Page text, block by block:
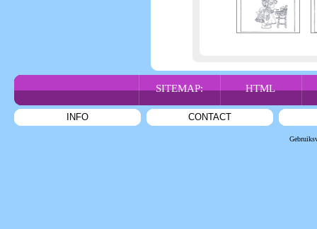
SITEMAP: HTML
INFO CONTACT